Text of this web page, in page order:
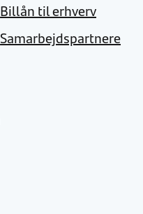
Billån til erhverv
Samarbejdspartnere